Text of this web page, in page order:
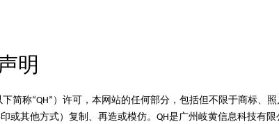
明
简称“QH”）许可，本网站的任何部分，包括但不限于商标、
其他方式）复制、再造或模仿。QH是广州岐黄信息科技有限